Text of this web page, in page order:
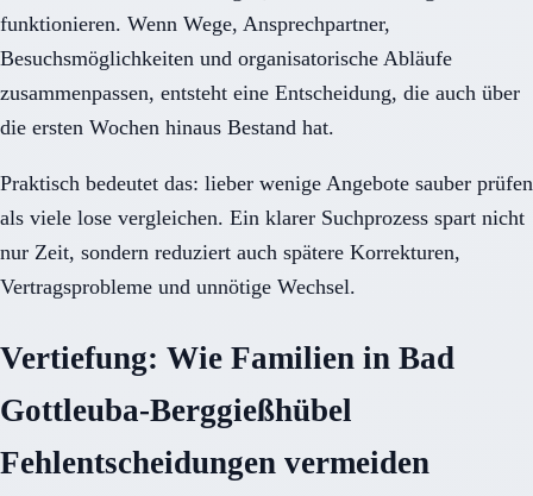
funktionieren. Wenn Wege, Ansprechpartner,
Besuchsmöglichkeiten und organisatorische Abläufe
zusammenpassen, entsteht eine Entscheidung, die auch über
die ersten Wochen hinaus Bestand hat.
Praktisch bedeutet das: lieber wenige Angebote sauber prüfen
als viele lose vergleichen. Ein klarer Suchprozess spart nicht
nur Zeit, sondern reduziert auch spätere Korrekturen,
Vertragsprobleme und unnötige Wechsel.
Vertiefung: Wie Familien in Bad
Gottleuba-Berggießhübel
Fehlentscheidungen vermeiden